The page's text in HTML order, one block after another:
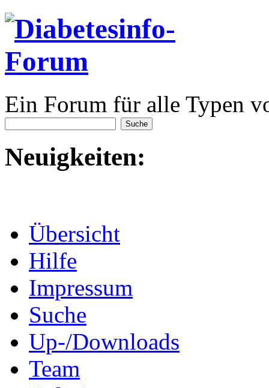
Ein Forum für alle Typen
Neuigkeiten:
Übersicht
Hilfe
Impressum
Suche
Up-/Downloads
Team